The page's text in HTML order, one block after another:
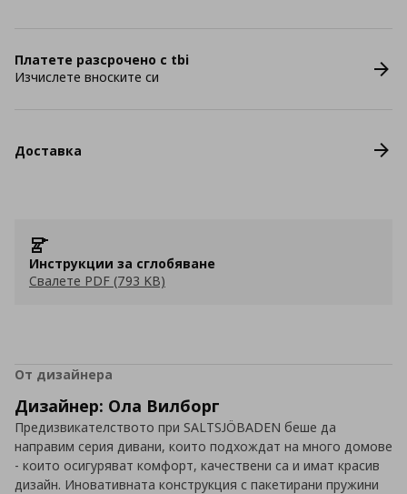
Платете разсрочено с tbi
Изчислете вноските си
Доставка
Инструкции за сглобяване
Свалете PDF (793 KB)
От дизайнера
Дизайнер: Ола Вилборг
Предизвикателството при SALTSJÖBADEN беше да
направим серия дивани, които подхождат на много домове
- които осигуряват комфорт, качествени са и имат красив
дизайн. Иновативната конструкция с пакетирани пружини